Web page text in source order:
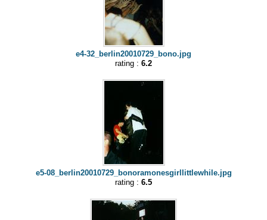
e4-32_berlin20010729_bono.jpg
rating : 6.2
e5-08_berlin20010729_bonoramonesgirllittlewhile.jpg
rating : 6.5